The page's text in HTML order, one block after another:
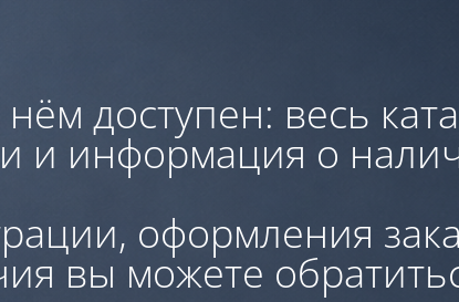
доступен: весь
и информация о
оформления
вы можете